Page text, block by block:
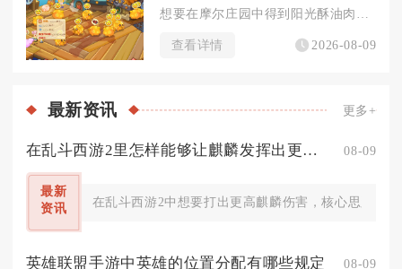
查看详情 2026-08-09
最新资讯 更多+
在乱斗西游2里怎样能够让麒麟发挥出更高的伤害力 08-09
最新
资讯
在乱斗西游2中想要打出更高麒麟伤害，核心思路是
英雄联盟手游中英雄的位置分配有哪些规定 08-09